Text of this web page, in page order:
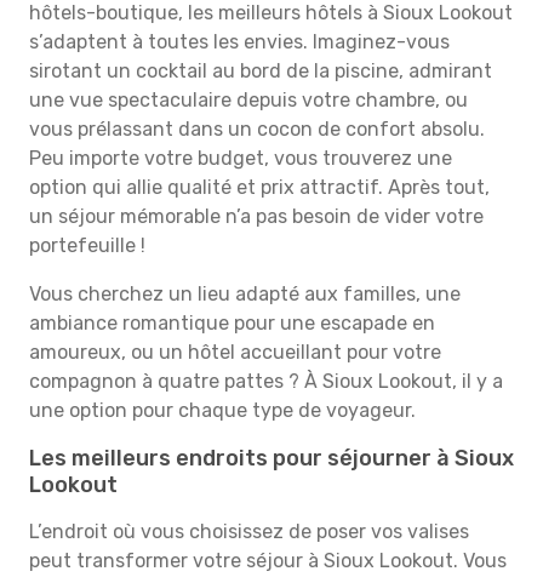
hôtels-boutique, les meilleurs hôtels à Sioux Lookout
s’adaptent à toutes les envies. Imaginez-vous
sirotant un cocktail au bord de la piscine, admirant
une vue spectaculaire depuis votre chambre, ou
vous prélassant dans un cocon de confort absolu.
Peu importe votre budget, vous trouverez une
option qui allie qualité et prix attractif. Après tout,
un séjour mémorable n’a pas besoin de vider votre
portefeuille !
Vous cherchez un lieu adapté aux familles, une
ambiance romantique pour une escapade en
amoureux, ou un hôtel accueillant pour votre
compagnon à quatre pattes ? À Sioux Lookout, il y a
une option pour chaque type de voyageur.
Les meilleurs endroits pour séjourner à Sioux
Lookout
L’endroit où vous choisissez de poser vos valises
peut transformer votre séjour à Sioux Lookout. Vous